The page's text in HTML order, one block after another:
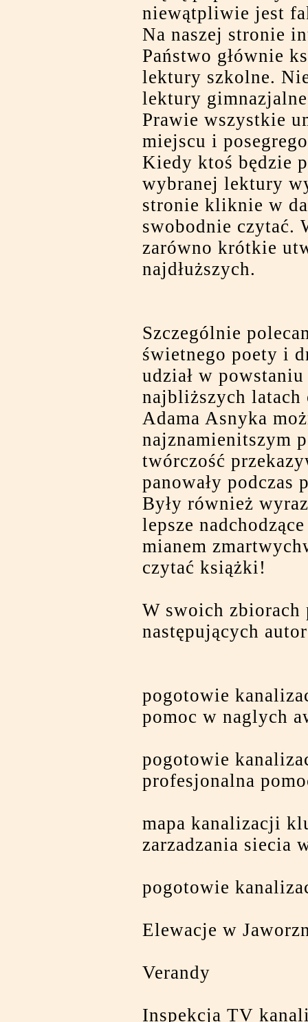
niewątpliwie jest
Na naszej stronie
Państwo głównie
lektury szkolne.
lektury
Prawie wszystkie
miejscu i
Kiedy ktoś będzie
wybranej lektury
stronie kliknie w
swobodnie czytać.
zarówno krótkie
najdłuższych.
Szczególnie
świetnego poety i
udział w
najbliższych latach
Adama Asnyka
najznamienitszym
twórczość
panowały podczas
Były również
lepsze
mianem
czytać książki!
W swoich zbiorach
następujących
pogotowie
pomoc w naglych
pogotowie
profesjonalna
mapa kanalizacji
zarzadzania siecia
pogotowie
Elewacje w
Verandy
Inspekcja TV